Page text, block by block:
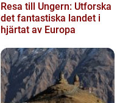
Resa till Ungern: Utforska
det fantastiska landet i
hjärtat av Europa